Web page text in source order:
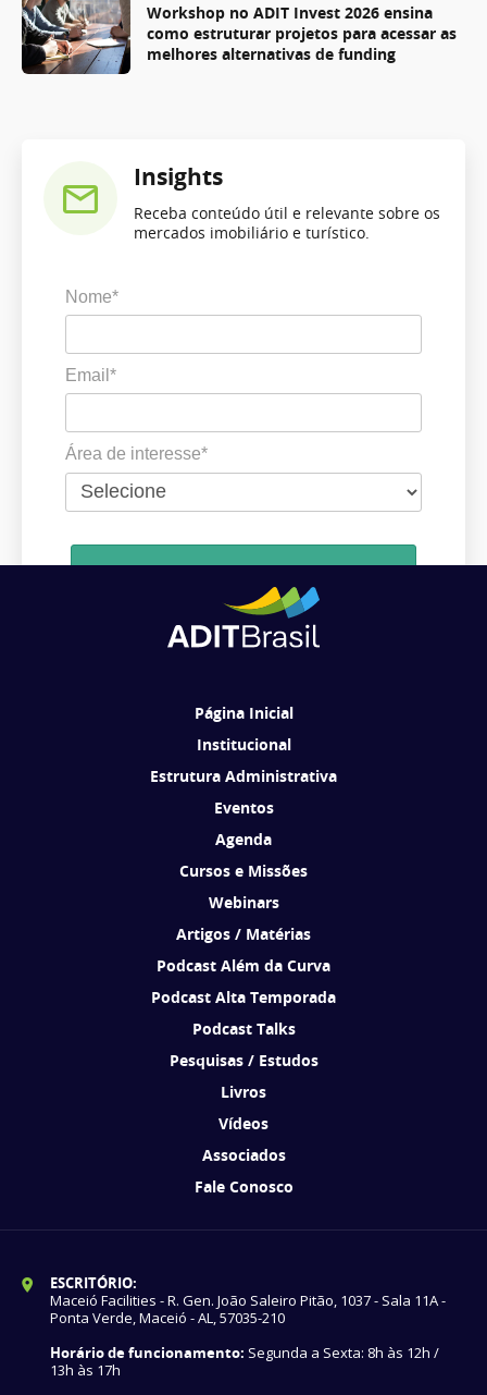
Workshop no ADIT Invest 2026 ensina
como estruturar projetos para acessar as
melhores alternativas de funding
Insights
Receba conteúdo útil e relevante sobre os
mercados imobiliário e turístico.
Nome*
Email*
Área de interesse*
Ao se cadastrar, você concorda em receber comunicações da ADIT
Página Inicial
Institucional
Estrutura Administrativa
Eventos
Agenda
Cursos e Missões
Webinars
Artigos / Matérias
Podcast Além da Curva
Podcast Alta Temporada
Podcast Talks
Pesquisas / Estudos
Livros
Vídeos
Associados
Fale Conosco
ESCRITÓRIO:
Maceió Facilities - R. Gen. João Saleiro Pitão, 1037 - Sala 11A -
Ponta Verde, Maceió - AL, 57035-210
Horário de funcionamento: Segunda a Sexta: 8h às 12h /
13h às 17h